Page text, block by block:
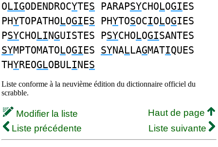
OLIGODENDROCYTES PARAPSYCHOLOGIES
PHYTOPATHOLOGIES PHYTOSOCIOLOGIES
PSYCHOLINGUISTES PSYCHOLOGISANTES
SYMPTOMATOLOGIES SYNALLAGMATIQUES
THYREOGLOBULINES
Liste conforme à la neuvième édition du dictionnaire officiel du
scrabble.
Modifier la liste
Haut de page
Liste précédente
Liste suivante